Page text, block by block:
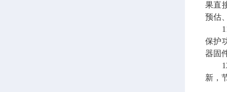
果直
预估
11
保护
器固
12
新，